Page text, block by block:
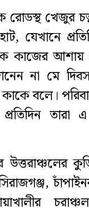
রোডস্থ খেজুর
যেখানে
কাজের আশায়
না মে
বলে।
তারা এ